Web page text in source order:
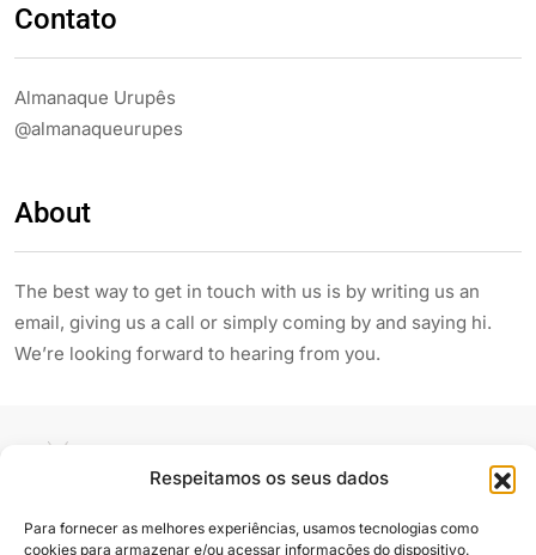
Respeitamos os seus dados
Para fornecer as melhores experiências, usamos tecnologias como
cookies para armazenar e/ou acessar informações do dispositivo.
Contato
Almanaque Urupês
@almanaqueurupes
About
The best way to get in touch with us is by writing us an
email, giving us a call or simply coming by and saying hi.
We’re looking forward to hearing from you.